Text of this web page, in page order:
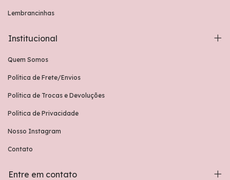
Lembrancinhas
Institucional
Quem Somos
Política de Frete/Envios
Política de Trocas e Devoluções
Política de Privacidade
Nosso Instagram
Contato
Entre em contato